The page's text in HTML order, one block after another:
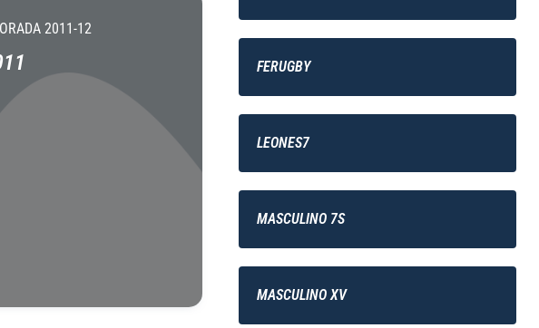
2011-12
FERUGBY
LEONES7
MASCULINO 7S
MASCULINO XV